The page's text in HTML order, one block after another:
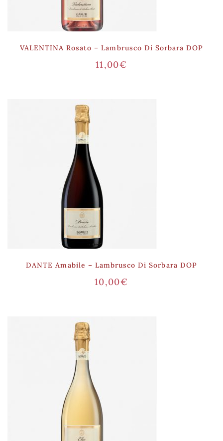
VALENTINA Rosato – Lambrusco Di Sorbara DOP
11,00€
DANTE Amabile – Lambrusco Di Sorbara DOP
10,00€